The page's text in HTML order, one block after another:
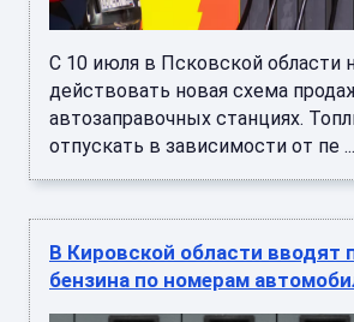
С 10 июля в Псковской области
действовать новая схема
автозаправочных станциях.
отпускать в зависимости от пе ...
В Кировской области вводят
бензина по номерам